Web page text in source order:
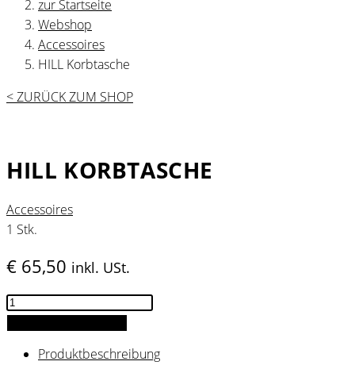
zur Startseite
Webshop
Accessoires
HILL Korbtasche
< ZURÜCK ZUM SHOP
HILL KORBTASCHE
Accessoires
1 Stk.
€ 65,50 inkl. USt.
HILL
Korbtasche
Produktbeschreibung